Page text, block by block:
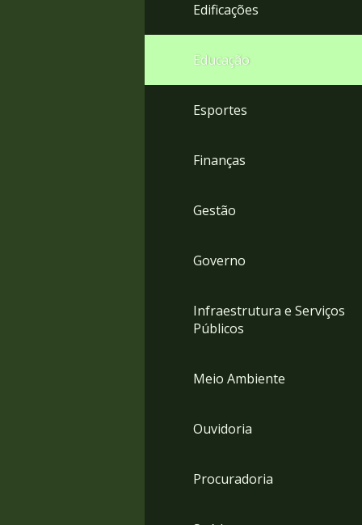
Edificações
Educação
Esportes
Finanças
Gestão
Governo
Infraestrutura e Serviços
Públicos
Meio Ambiente
Ouvidoria
Procuradoria